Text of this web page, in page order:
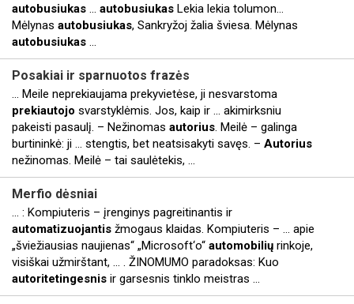
autobusiukas ... autobusiukas Lekia lekia tolumon…
Mėlynas autobusiukas, Sankryžoj žalia šviesa. Mėlynas
autobusiukas ...
Posakiai ir sparnuotos frazės
... Meile neprekiaujama prekyvietėse, ji nesvarstoma
prekiautojo svarstyklėmis. Jos, kaip ir ... akimirksniu
pakeisti pasaulį. – Nežinomas autorius. Meilė – galinga
burtininkė: ji ... stengtis, bet neatsisakyti savęs. – Autorius
nežinomas. Meilė – tai saulėtekis, ...
Merfio dėsniai
... : Kompiuteris – įrenginys pagreitinantis ir
automatizuojantis žmogaus klaidas. Kompiuteris – ... apie
„šviežiausias naujienas“ „Microsoft‘o“ automobilių rinkoje,
visiškai užmirštant, ... . ŽINOMUMO paradoksas: Kuo
autoritetingesnis ir garsesnis tinklo meistras ...